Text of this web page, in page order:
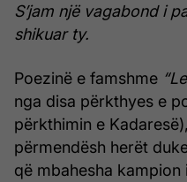
S’jam një vagabond i
shikuar ty.
Poezinë e famshme
nga disa përkthyes e
përkthimin e
përmendësh herët
që mbahesha